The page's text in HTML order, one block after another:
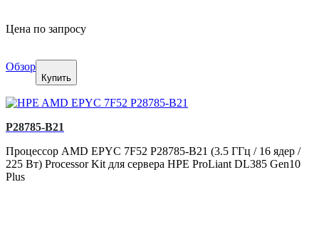
Цена по запросу
Обзор
Купить
P28785-B21
Процессор AMD EPYC 7F52 P28785-B21 (3.5 ГГц / 16 ядер /
225 Вт) Processor Kit для сервера HPE ProLiant DL385 Gen10
Plus